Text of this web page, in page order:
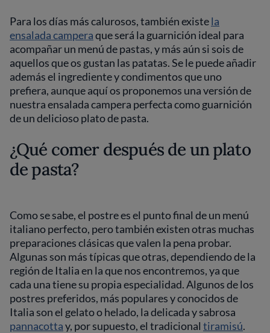
Para los días más calurosos, también existela
ensalada camperaque será la guarnición ideal para
acompañar un menú de pastas, y más aún si sois de
aquellos que os gustan las patatas. Se le puede añadir
además el ingrediente y condimentos que uno
prefiera, aunque aquí os proponemos una versión de
nuestra ensalada campera perfecta como guarnición
de un delicioso plato de pasta.
¿Qué comer después de un plato
de pasta?
Como se sabe, el postre es el punto final de un menú
italiano perfecto, pero también existen otras muchas
preparaciones clásicas que valen la pena probar.
Algunas son más típicas que otras, dependiendo de la
región de Italia en la que nos encontremos, ya que
cada una tiene su propia especialidad. Algunos de los
postres preferidos, más populares y conocidos de
Italia son el gelato o helado, la delicada y sabrosa
pannacottay, por supuesto, el tradicional tiramisú.